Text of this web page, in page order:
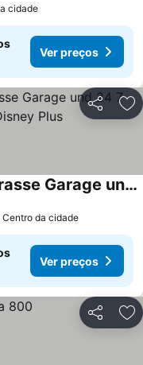
cidade
Ver preços
Partilhar
Zen Jacuzzi Retreat mit Terrasse Garage und 24 7 Check in Netflix und Disney Plus
Centro da cidade
Ver preços
Partilhar